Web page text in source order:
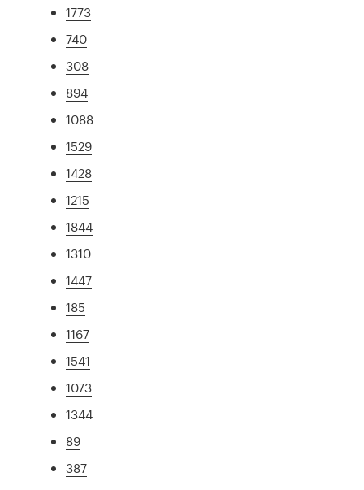
1773
740
308
894
1088
1529
1428
1215
1844
1310
1447
185
1167
1541
1073
1344
89
387